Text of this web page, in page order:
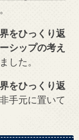
をひっくり返
シップの考え
した。
をひっくり返
手元に置いて